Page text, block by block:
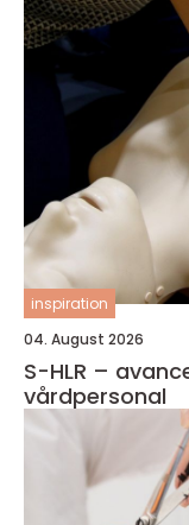
inspiration
04. August 2026
S-HLR –
vårdpersonal